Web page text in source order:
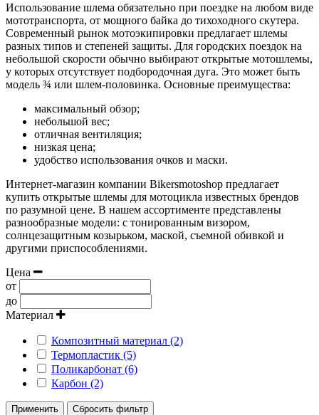
Использование шлема обязательно при поездке на любом виде
мототранспорта, от мощного байка до тихоходного скутера.
Современный рынок мотоэкипировки предлагает шлемы
разных типов и степеней защиты. Для городских поездок на
небольшой скорости обычно выбирают открытые мотошлемы,
у которых отсутствует подбородочная дуга. Это может быть
модель ¾ или шлем-половинка. Основные преимущества:
максимальный обзор;
небольшой вес;
отличная вентиляция;
низкая цена;
удобство использования очков и маски.
Интернет-магазин компании Bikersmotoshop предлагает
купить открытые шлемы для мотоцикла известных брендов
по разумной цене. В нашем ассортименте представлены
разнообразные модели: с тонированным визором,
солнцезащитным козырьком, маской, съемной обивкой и
другими приспособлениями.
Цена
от
до
Материал
Композитный материал (2)
Термопластик (5)
Поликарбонат (6)
Карбон (2)
Применить Сбросить фильтр